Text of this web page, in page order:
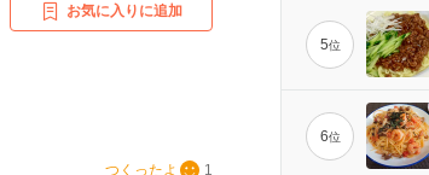
お気に入りに追加
つくったよ 1
5位
6位